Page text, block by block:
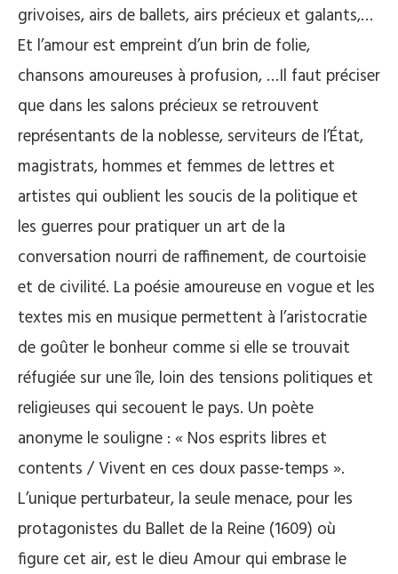
grivoises, airs de ballets, airs précieux et galants,…
Et l’amour est empreint d’un brin de folie,
chansons amoureuses à profusion, …Il faut préciser
que dans les salons précieux se retrouvent
représentants de la noblesse, serviteurs de l’État,
magistrats, hommes et femmes de lettres et
artistes qui oublient les soucis de la politique et
les guerres pour pratiquer un art de la
conversation nourri de raffinement, de courtoisie
et de civilité. La poésie amoureuse en vogue et les
textes mis en musique permettent à l’aristocratie
de goûter le bonheur comme si elle se trouvait
réfugiée sur une île, loin des tensions politiques et
religieuses qui secouent le pays. Un poète
anonyme le souligne : « Nos esprits libres et
contents / Vivent en ces doux passe-temps ».
L’unique perturbateur, la seule menace, pour les
protagonistes du Ballet de la Reine (1609) où
figure cet air, est le dieu Amour qui embrase le